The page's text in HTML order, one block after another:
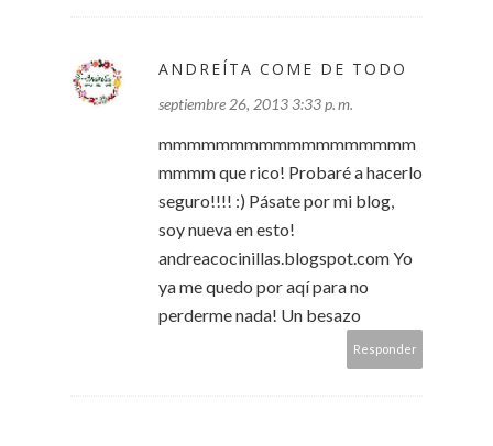
ANDREÍTA COME DE TODO
septiembre 26, 2013 3:33 p. m.
mmmmmmmmmmmmmmmmmm
mmmm que rico! Probaré a hacerlo
seguro!!!! :) Pásate por mi blog,
soy nueva en esto!
andreacocinillas.blogspot.com Yo
ya me quedo por aqí para no
perderme nada! Un besazo
Responder